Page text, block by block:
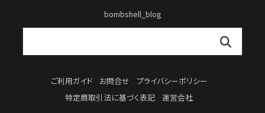
bombshell_blog
ご利用ガイド お問合せ
プライバシーポリシー
特定商取引法に基づく表記
運営会社